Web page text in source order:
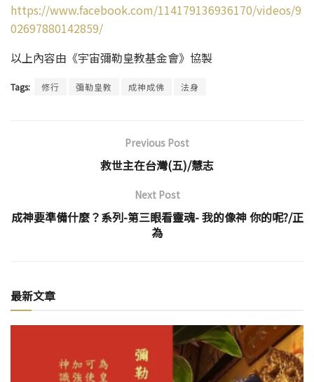
https://www.facebook.com/114179136936170/videos/9
02697880142859/
以上內容由《宇宙彌勒皇教基金會》協製
Tags: 修行 彌勒皇教 成神成佛 法身
Previous Post
救世主在台灣(五)/慧志
Next Post
成神要準備什麼？系列-第三眼看靈魂- 我的像神 你的呢?/正
為
最新文章